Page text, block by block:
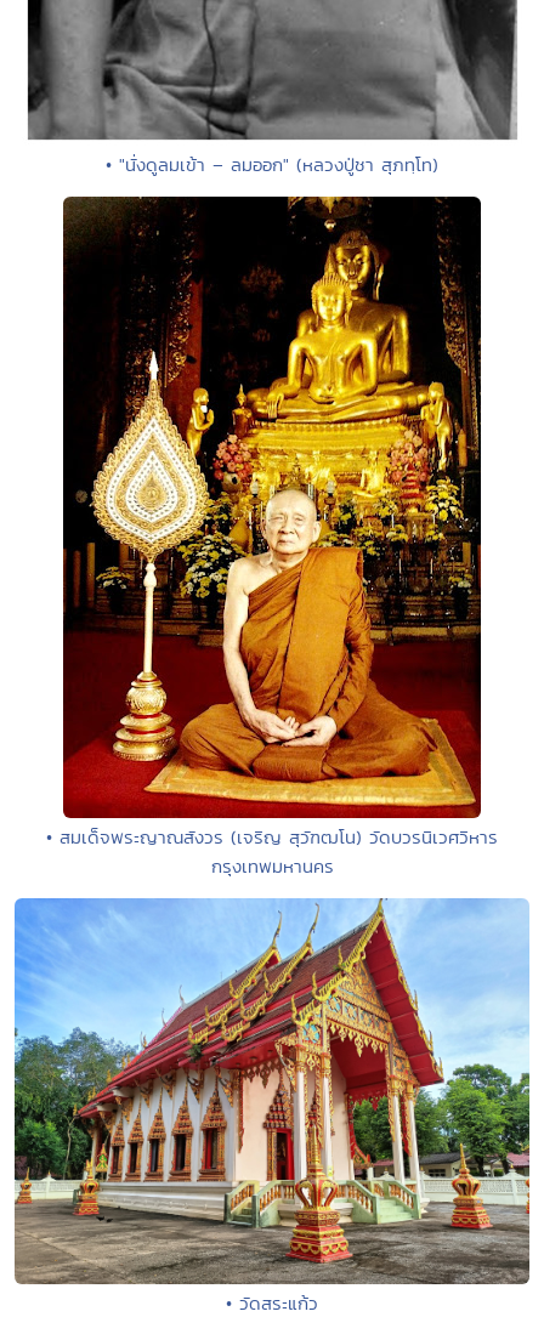
• "นั่งดูลมเข้า – ลมออก" (หลวงปู่ชา สุภทฺโท)
• สมเด็จพระญาณสังวร (เจริญ สุวัฑฒโน) วัดบวรนิเวศวิหาร
กรุงเทพมหานคร
• วัดสระแก้ว